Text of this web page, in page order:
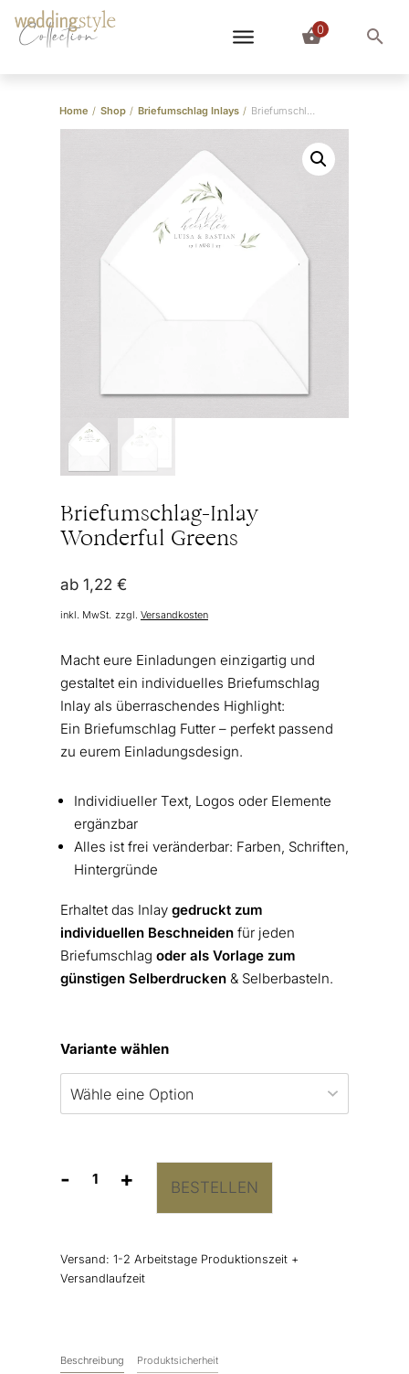
Collection 0
Home / Shop / Briefumschlag Inlays / Briefumschlag-Inlay Wonderful Greens
Briefumschlag-Inlay
Wonderful Greens
ab 1,22 €
inkl. MwSt. zzgl. Versandkosten
Macht eure Einladungen einzigartig und
gestaltet ein individuelles Briefumschlag
Inlay als überraschendes Highlight:
Ein Briefumschlag Futter – perfekt passend
zu eurem Einladungsdesign.
Individiueller Text, Logos oder Elemente
ergänzbar
Alles ist frei veränderbar: Farben, Schriften,
Hintergründe
Erhaltet das Inlay gedruckt zum
individuellen Beschneidenfür jeden
Briefumschlag oder als Vorlage zum
günstigen Selberdrucken& Selberbasteln.
Variante wählen
-
Briefumschlag-
Menge
+ BESTELLEN
Versand: 1-2 Arbeitstage Produktionszeit +
Versandlaufzeit
Beschreibung Produktsicherheit